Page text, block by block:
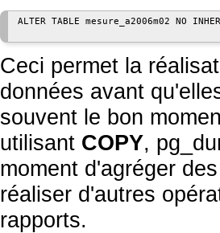
ALTER TABLE mesure_a2006m02 NO
Ceci permet la
données avant
souvent le bon
utilisant COPY,
moment d'agréger
réaliser d'autres
rapports.